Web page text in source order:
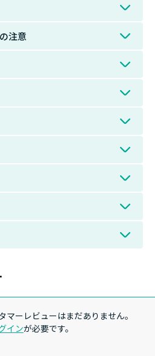
注意
マーレビューはまだありません。
インが必要です。